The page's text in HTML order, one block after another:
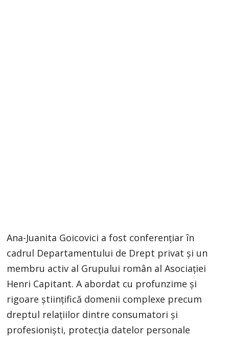
Ana-Juanita Goicovici a fost conferențiar în
cadrul Departamentului de Drept privat și un
membru activ al Grupului român al Asociației
Henri Capitant. A abordat cu profunzime și
rigoare științifică domenii complexe precum
dreptul relațiilor dintre consumatori și
profesioniști, protecția datelor personale